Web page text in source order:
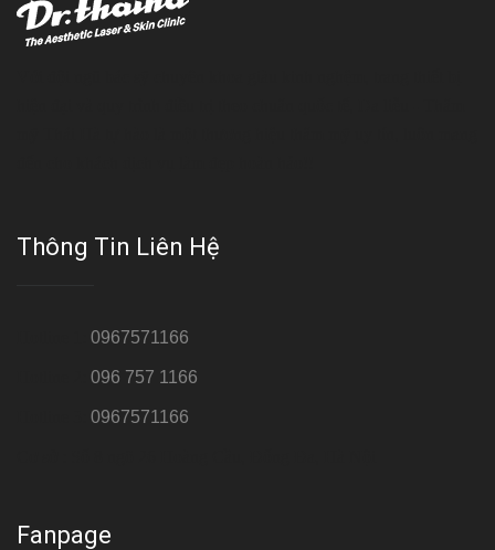
Thông Tin Liên Hệ
0967571166
096 757 1166
0967571166
Fanpage